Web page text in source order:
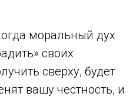
моральный дух
своих
сверху, будет
вашу честность, и